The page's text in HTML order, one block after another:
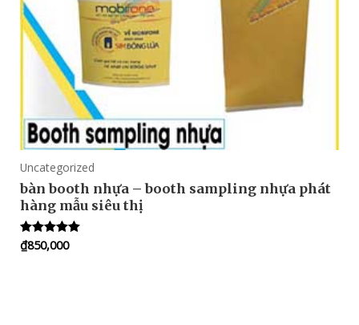
Uncategorized
bàn booth nhựa – booth sampling nhựa phát
hàng mẫu siêu thị
Rated
5.00
₫850,000